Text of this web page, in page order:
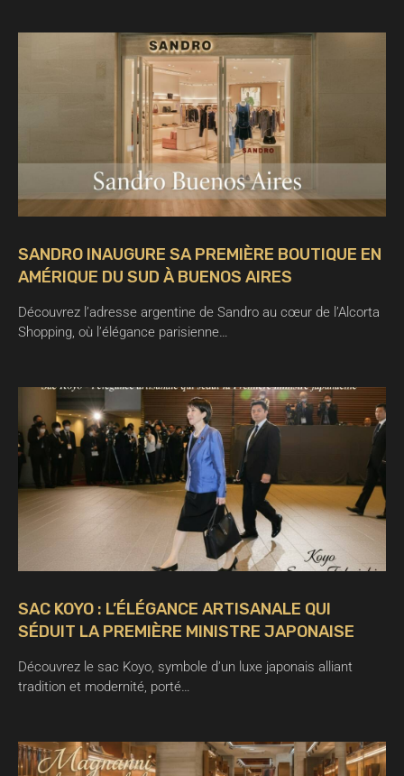
SANDRO INAUGURE SA PREMIÈRE BOUTIQUE EN
AMÉRIQUE DU SUD À BUENOS AIRES
Découvrez l’adresse argentine de Sandro au cœur de l’Alcorta
Shopping, où l’élégance parisienne…
SAC KOYO : L’ÉLÉGANCE ARTISANALE QUI
SÉDUIT LA PREMIÈRE MINISTRE JAPONAISE
Découvrez le sac Koyo, symbole d’un luxe japonais alliant
tradition et modernité, porté…